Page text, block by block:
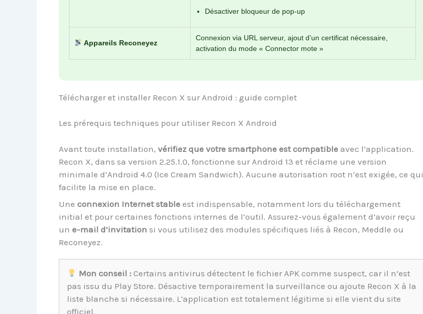
Désactiver bloqueur de pop-up
Appareils Reconeyez
Connexion via URL serveur, ajout d’un certificat nécessaire,
activation du mode « Connector mote »
Télécharger et installer Recon X sur Android : guide complet
Les prérequis techniques pour utiliser Recon X Android
Avant toute installation, vérifiez que votre smartphone est compatibleavec l’application.
Recon X, dans sa version 2.25.1.0, fonctionne sur Android 13 et réclame une version
minimale d’Android 4.0 (Ice Cream Sandwich). Aucune autorisation root n’est exigée, ce qui
facilite la mise en place.
Une connexion Internet stableest indispensable, notamment lors du téléchargement
initial et pour certaines fonctions internes de l’outil. Assurez-vous également d’avoir reçu
un e-mail d’invitation si vous utilisez des modules spécifiques liés à Recon, Meddle ou
Reconeyez.
Mon conseil :Certains antivirus détectent le fichier APK comme suspect, car il n’est
pas issu du Play Store. Désactive temporairement la surveillance ou ajoute Recon X à la
liste blanche si nécessaire. L’application est totalement légitime si elle vient du site
officiel.